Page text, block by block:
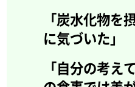
「炭水化物を
に気づいた」
「自分の考え